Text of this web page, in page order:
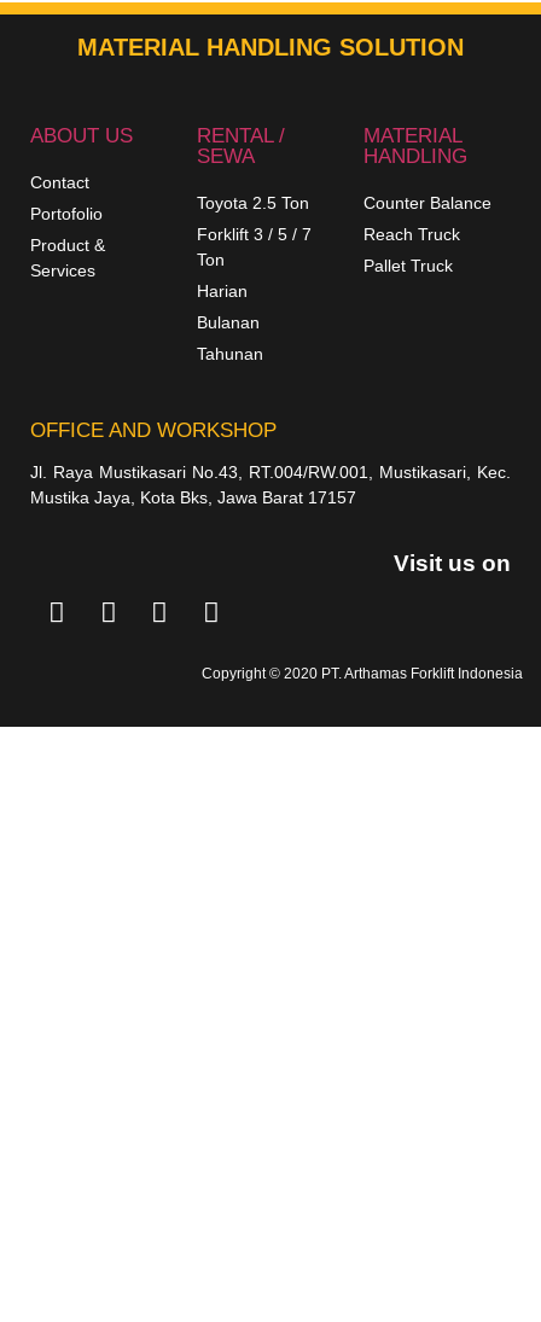
MATERIAL HANDLING SOLUTION
ABOUT US
Contact
Portofolio
Product &
Services
RENTAL /
SEWA
Toyota 2.5 Ton
Forklift 3 / 5 / 7
Ton
Harian
Bulanan
Tahunan
MATERIAL
HANDLING
Counter Balance
Reach Truck
Pallet Truck
OFFICE AND WORKSHOP
Jl. Raya Mustikasari No.43, RT.004/RW.001, Mustikasari, Kec.
Mustika Jaya, Kota Bks, Jawa Barat 17157
Visit us on
Copyright © 2020 PT. Arthamas Forklift Indonesia